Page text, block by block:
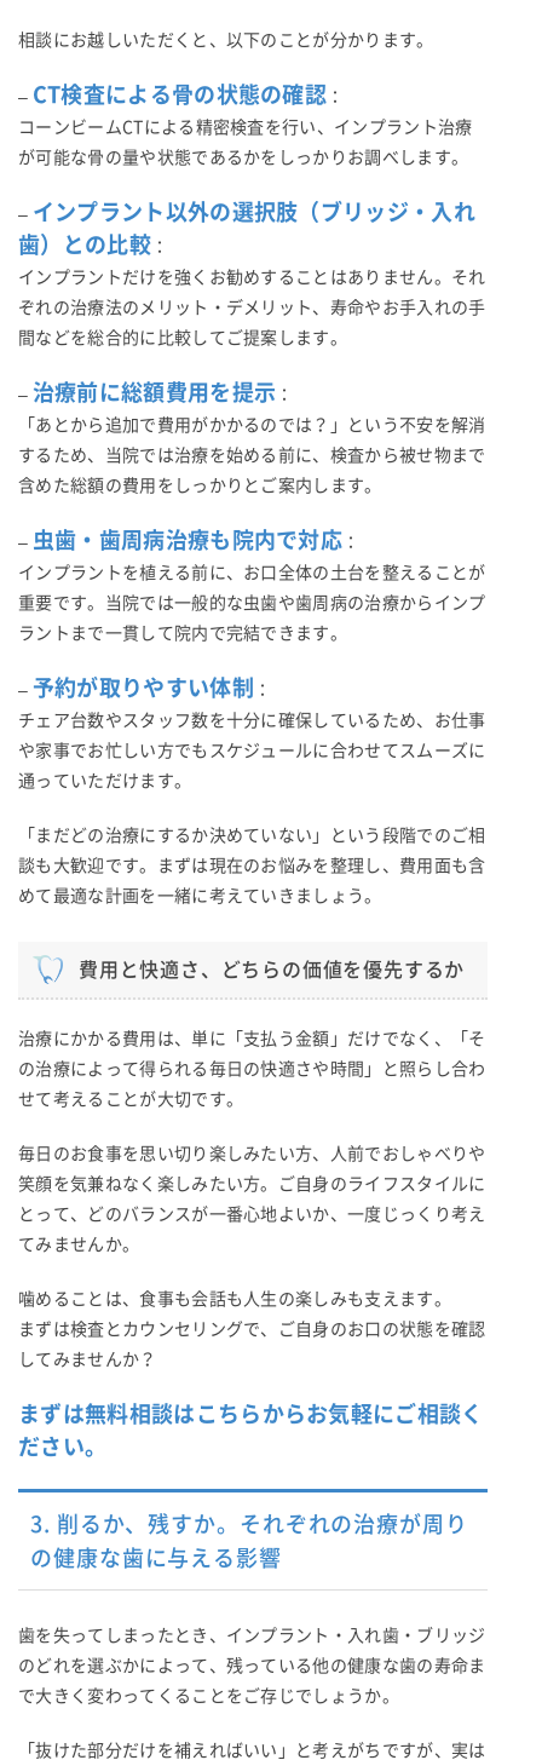
相談にお越しいただくと、以下のことが分かります。
– CT検査による骨の状態の確認 ：
コーンビームCTによる精密検査を行い、インプラント治療
が可能な骨の量や状態であるかをしっかりお調べします。
– インプラント以外の選択肢（ブリッジ・入れ
歯）との比較：
インプラントだけを強くお勧めすることはありません。それ
ぞれの治療法のメリット・デメリット、寿命やお手入れの手
間などを総合的に比較してご提案します。
– 治療前に総額費用を提示 ：
「あとから追加で費用がかかるのでは？」という不安を解消
するため、当院では治療を始める前に、検査から被せ物まで
含めた総額の費用をしっかりとご案内します。
– 虫歯・歯周病治療も院内で対応 ：
インプラントを植える前に、お口全体の土台を整えることが
重要です。当院では一般的な虫歯や歯周病の治療からインプ
ラントまで一貫して院内で完結できます。
– 予約が取りやすい体制
：
チェア台数やスタッフ数を十分に確保しているため、お仕事
や家事でお忙しい方でもスケジュールに合わせてスムーズに
通っていただけます。
「まだどの治療にするか決めていない」という段階でのご相
談も大歓迎です。まずは現在のお悩みを整理し、費用面も含
めて最適な計画を一緒に考えていきましょう。
費用と快適さ、どちらの価値を優先するか
治療にかかる費用は、単に「支払う金額」だけでなく、「そ
の治療によって得られる毎日の快適さや時間」と照らし合わ
せて考えることが大切です。
毎日のお食事を思い切り楽しみたい方、人前でおしゃべりや
笑顔を気兼ねなく楽しみたい方。ご自身のライフスタイルに
とって、どのバランスが一番心地よいか、一度じっくり考え
てみませんか。
噛めることは、食事も会話も人生の楽しみも支えます。
まずは検査とカウンセリングで、ご自身のお口の状態を確認
してみませんか？
まずは無料相談はこちらからお気軽にご相談く
ださい。
3. 削るか、残すか。それぞれの治療が周り
の健康な歯に与える影響
歯を失ってしまったとき、インプラント・入れ歯・ブリッジ
のどれを選ぶかによって、残っている他の健康な歯の寿命ま
で大きく変わってくることをご存じでしょうか。
「抜けた部分だけを補えればいい」と考えがちですが、実は